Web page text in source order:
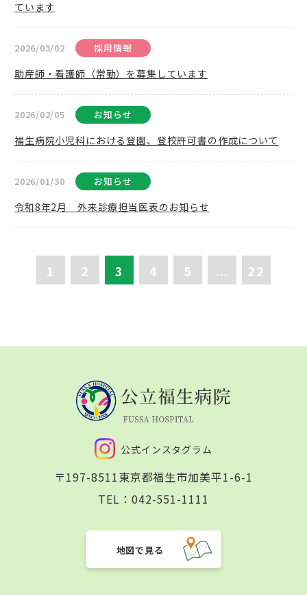
ています
2026/03/02 採用情報
助産師・看護師（常勤）を募集しています
2026/02/05 お知らせ
福生病院小児科における登園、登校許可書の作成について
2026/01/30 お知らせ
令和8年2月 外来診療担当医表のお知らせ
1 2 3 4 5 ... 22
公式インスタグラム
〒197-8511東京都福生市加美平1-6-1
TEL： 042-551-1111
地図で見る